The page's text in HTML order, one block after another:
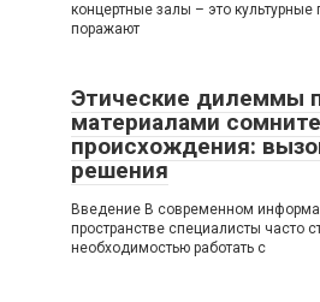
концертные залы – это культурные
поражают
Этические дилеммы
материалами
происхождения:
решения
Введение В современном
пространстве специалисты часто
необходимостью работать с